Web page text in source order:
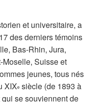
et universitaire, a
des derniers témoins
Bas-Rhin, Jura,
Moselle, Suisse et
jeunes, tous nés
XIXe siècle (de 1893 à
se souviennent de